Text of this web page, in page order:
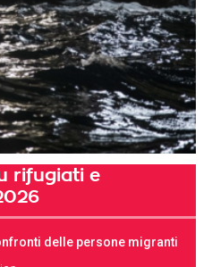
rifugiati e
delle persone migranti